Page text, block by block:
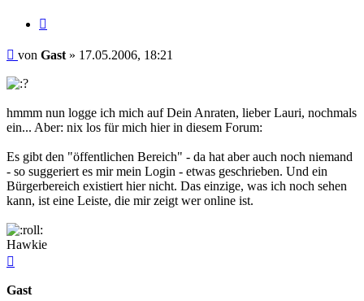
Beitrag
von Gast » 17.05.2006, 18:21
hmmm nun logge ich mich auf Dein Anraten, lieber Lauri, nochmals
ein... Aber: nix los für mich hier in diesem Forum:
Es gibt den "öffentlichen Bereich" - da hat aber auch noch niemand
- so suggeriert es mir mein Login - etwas geschrieben. Und ein
Bürgerbereich existiert hier nicht. Das einzige, was ich noch sehen
kann, ist eine Leiste, die mir zeigt wer online ist.
Hawkie
Gast